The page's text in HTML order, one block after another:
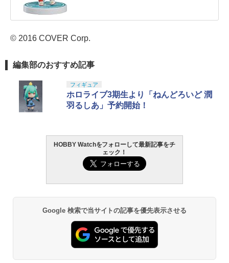
© 2016 COVER Corp.
編集部のおすすめ記事
フィギュア
ホロライブ3期生より「ねんどろいど 潤
羽るしあ」予約開始！
HOBBY Watchをフォローして最新記事をチ
ェック！
Google 検索で当サイトの記事を優先表示させる